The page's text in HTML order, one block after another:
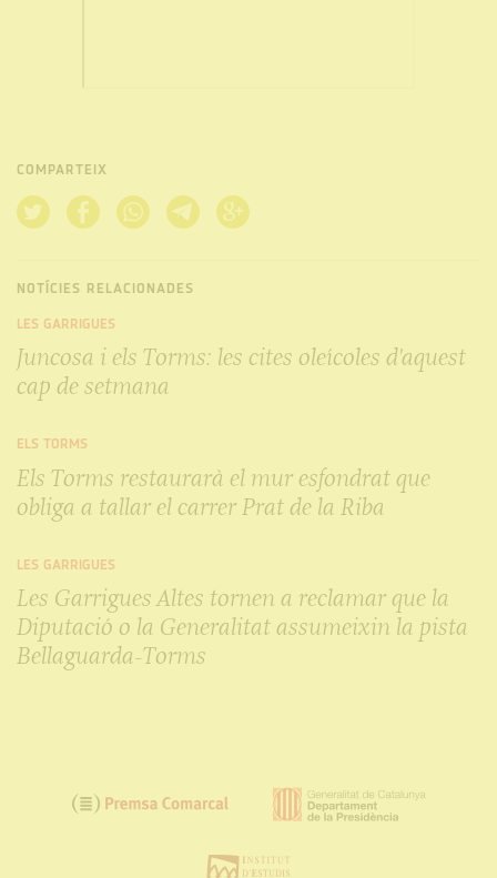
COMPARTEIX
NOTÍCIES RELACIONADES
LES GARRIGUES
Juncosa i els Torms: les cites oleícoles d'aquest
cap de setmana
ELS TORMS
Els Torms restaurarà el mur esfondrat que
obliga a tallar el carrer Prat de la Riba
LES GARRIGUES
Les Garrigues Altes tornen a reclamar que la
Diputació o la Generalitat assumeixin la pista
Bellaguarda-Torms